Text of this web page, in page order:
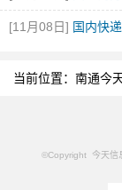
[11月08日] 国内快递
当前位置： 南通今
©Copyright 今天信